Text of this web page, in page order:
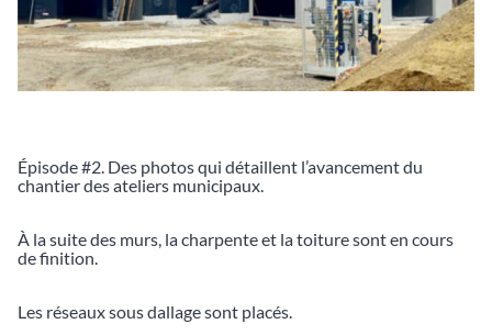
Épisode #2. Des photos qui détaillent l’avancement du
chantier des ateliers municipaux.
À la suite des murs, la charpente et la toiture sont en cours
de finition.
Les réseaux sous dallage sont placés.